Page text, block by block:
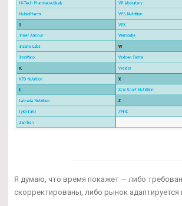
Я думаю, что время покажет — либо
скорректированы, либо рынок адаптируется